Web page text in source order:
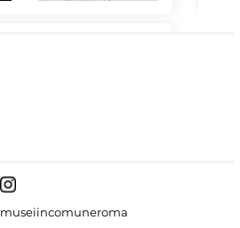
museiincomuneroma